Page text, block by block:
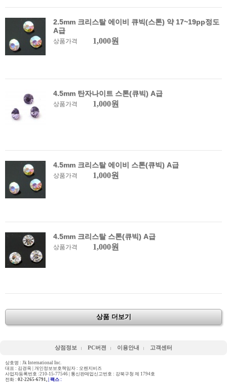
2.5mm 크리스탈 에이비 큐빅(스톤) 약 17~19pp정도
A급
상품가격 1,000원
4.5mm 탄자나이트 스톤(큐빅) A급
상품가격 1,000원
4.5mm 크리스탈 에이비 스톤(큐빅) A급
상품가격 1,000원
4.5mm 크리스탈 스톤(큐빅) A급
상품가격 1,000원
상품 더보기
상점정보 PC버젼 이용안내 고객센터
상호명 : Jk International Inc.
대표 : 김경옥 | 개인정보보호책임자 : 오렌지비즈
사업자등록번호 :210-15-77546 | 통신판매업신고번호 : 강북구청 제 1794호
전화 : 02-2265-6791, | 팩스 :